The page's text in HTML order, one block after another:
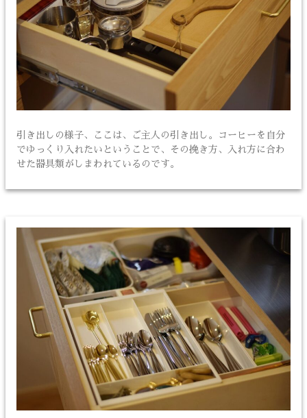
引き出しの様子、ここは、ご主人の引き出し。コーヒーを自分
でゆっくり入れたいということで、その挽き方、入れ方に合わ
せた器具類がしまわれているのです。